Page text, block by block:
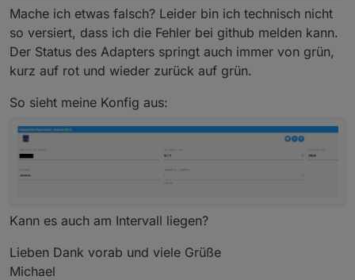
Mache ich etwas falsch? Leider bin ich technisch nicht
so versiert, dass ich die Fehler bei github melden kann.
Der Status des Adapters springt auch immer von grün,
kurz auf rot und wieder zurück auf grün.
So sieht meine Konfig aus:
Kann es auch am Intervall liegen?
Lieben Dank vorab und viele Grüße
Michael